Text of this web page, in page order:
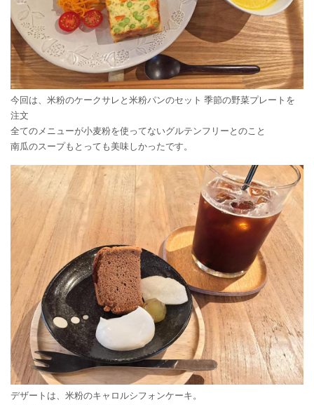
今回は、米粉のケークサレと米粉パンのセット 季節の野菜プレートを
注文
全てのメニューが小麦粉を使ってないグルテンフリーとのこと
南瓜のスープもとっても美味しかったです。
デザートは、米粉のキャロルシフォンケーキ。